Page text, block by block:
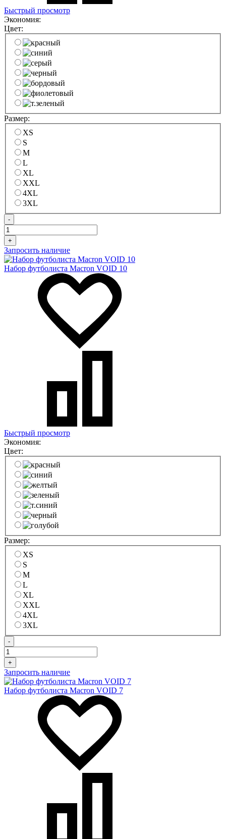
Быстрый просмотр
Экономия:
Цвет:
Размер:
XS
S
M
L
XL
XXL
4XL
3XL
-
+
Запросить наличие
Набор футболиста Macron VOID 10
Быстрый просмотр
Экономия:
Цвет:
Размер:
XS
S
M
L
XL
XXL
4XL
3XL
-
+
Запросить наличие
Набор футболиста Macron VOID 7